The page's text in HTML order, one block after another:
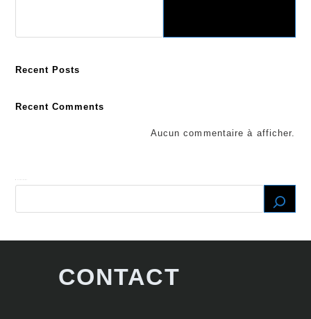
Recent Posts
Recent Comments
Aucun commentaire à afficher.
CONTACT